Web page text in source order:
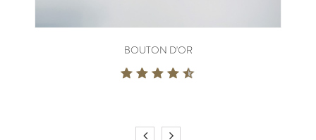
BOUTON D'OR